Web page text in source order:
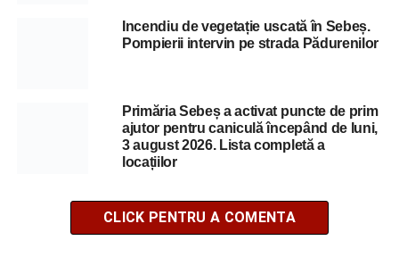
Incendiu de vegetație uscată în Sebeș.
Pompierii intervin pe strada Pădurenilor
Primăria Sebeș a activat puncte de prim
ajutor pentru caniculă începând de luni,
3 august 2026. Lista completă a
locațiilor
CLICK PENTRU A COMENTA